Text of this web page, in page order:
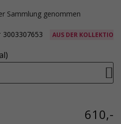
Sammlung genommen
3003307653 AUS DER KOLLEKTION
610,-